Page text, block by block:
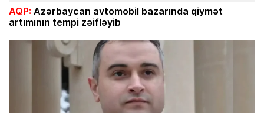
AQP: Azərbaycan avtomobil bazarında qiymət
artımının tempi zəifləyib